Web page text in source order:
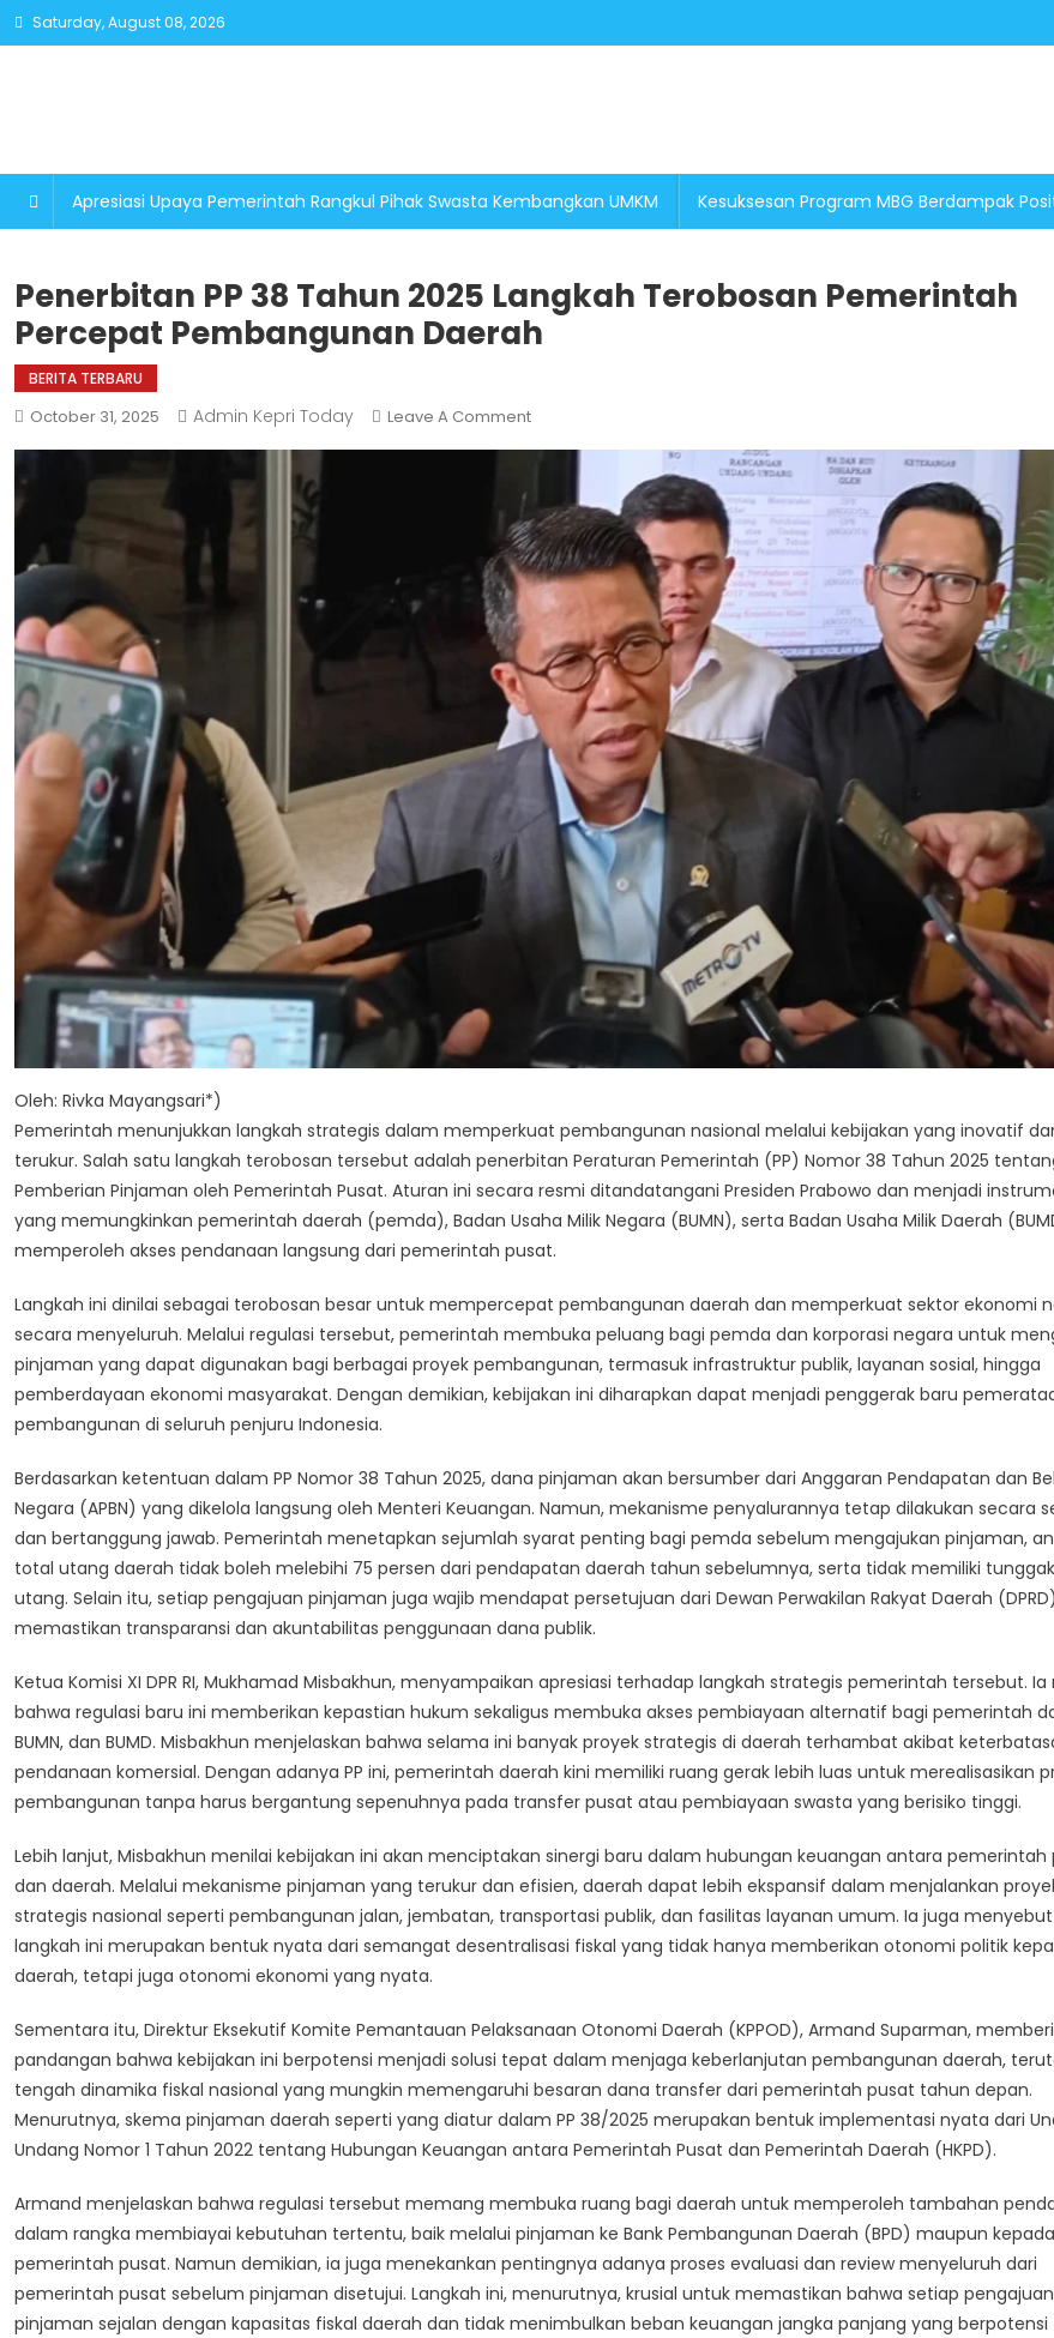
Skip
to
Saturday, August 08, 2026
Apresiasi Upaya Pemerintah Rangkul Pihak Swasta Kembangkan UMKM Kesuksesan Program MBG Berdampak
Penerbitan PP 38 Tahun 2025 Langkah Terobosan Pemerintah
Percepat Pembangunan Daerah
BERITA TERBARU
October 31, 2025 Admin Kepri Today Leave A CommentOn
Tahun
2025
Langkah
Terobosan
Pemerintah
Percepat
Pembangunan
Daerah
Oleh: Rivka Mayangsari*)
Pemerintah menunjukkan langkah strategis dalam memperkuat pembangunan nasional melalui kebijakan yang inovatif
terukur. Salah satu langkah terobosan tersebut adalah penerbitan Peraturan Pemerintah (PP) Nomor 38 Tahun 2025
Pemberian Pinjaman oleh Pemerintah Pusat. Aturan ini secara resmi ditandatangani Presiden Prabowo dan menjadi
yang memungkinkan pemerintah daerah (pemda), Badan Usaha Milik Negara (BUMN), serta Badan Usaha Milik Daerah
memperoleh akses pendanaan langsung dari pemerintah pusat.
Langkah ini dinilai sebagai terobosan besar untuk mempercepat pembangunan daerah dan memperkuat sektor ekonomi
secara menyeluruh. Melalui regulasi tersebut, pemerintah membuka peluang bagi pemda dan korporasi negara untuk
pinjaman yang dapat digunakan bagi berbagai proyek pembangunan, termasuk infrastruktur publik, layanan sosial, hingga
pemberdayaan ekonomi masyarakat. Dengan demikian, kebijakan ini diharapkan dapat menjadi penggerak baru
pembangunan di seluruh penjuru Indonesia.
Berdasarkan ketentuan dalam PP Nomor 38 Tahun 2025, dana pinjaman akan bersumber dari Anggaran Pendapatan dan
Negara (APBN) yang dikelola langsung oleh Menteri Keuangan. Namun, mekanisme penyalurannya tetap dilakukan secara
dan bertanggung jawab. Pemerintah menetapkan sejumlah syarat penting bagi pemda sebelum mengajukan pinjaman,
total utang daerah tidak boleh melebihi 75 persen dari pendapatan daerah tahun sebelumnya, serta tidak memiliki
utang. Selain itu, setiap pengajuan pinjaman juga wajib mendapat persetujuan dari Dewan Perwakilan Rakyat Daerah
memastikan transparansi dan akuntabilitas penggunaan dana publik.
Ketua Komisi XI DPR RI, Mukhamad Misbakhun, menyampaikan apresiasi terhadap langkah strategis pemerintah tersebut. Ia
bahwa regulasi baru ini memberikan kepastian hukum sekaligus membuka akses pembiayaan alternatif bagi pemerintah
BUMN, dan BUMD. Misbakhun menjelaskan bahwa selama ini banyak proyek strategis di daerah terhambat akibat
pendanaan komersial. Dengan adanya PP ini, pemerintah daerah kini memiliki ruang gerak lebih luas untuk merealisasikan
pembangunan tanpa harus bergantung sepenuhnya pada transfer pusat atau pembiayaan swasta yang berisiko tinggi.
Lebih lanjut, Misbakhun menilai kebijakan ini akan menciptakan sinergi baru dalam hubungan keuangan antara pemerintah
dan daerah. Melalui mekanisme pinjaman yang terukur dan efisien, daerah dapat lebih ekspansif dalam menjalankan
strategis nasional seperti pembangunan jalan, jembatan, transportasi publik, dan fasilitas layanan umum. Ia juga
langkah ini merupakan bentuk nyata dari semangat desentralisasi fiskal yang tidak hanya memberikan otonomi politik
daerah, tetapi juga otonomi ekonomi yang nyata.
Sementara itu, Direktur Eksekutif Komite Pemantauan Pelaksanaan Otonomi Daerah (KPPOD), Armand Suparman,
pandangan bahwa kebijakan ini berpotensi menjadi solusi tepat dalam menjaga keberlanjutan pembangunan daerah,
tengah dinamika fiskal nasional yang mungkin memengaruhi besaran dana transfer dari pemerintah pusat tahun depan.
Menurutnya, skema pinjaman daerah seperti yang diatur dalam PP 38/2025 merupakan bentuk implementasi nyata dari
Undang Nomor 1 Tahun 2022 tentang Hubungan Keuangan antara Pemerintah Pusat dan Pemerintah Daerah (HKPD).
Armand menjelaskan bahwa regulasi tersebut memang membuka ruang bagi daerah untuk memperoleh tambahan
dalam rangka membiayai kebutuhan tertentu, baik melalui pinjaman ke Bank Pembangunan Daerah (BPD) maupun kepada
pemerintah pusat. Namun demikian, ia juga menekankan pentingnya adanya proses evaluasi dan review menyeluruh dari
pemerintah pusat sebelum pinjaman disetujui. Langkah ini, menurutnya, krusial untuk memastikan bahwa setiap pengajuan
pinjaman sejalan dengan kapasitas fiskal daerah dan tidak menimbulkan beban keuangan jangka panjang yang berpotensi